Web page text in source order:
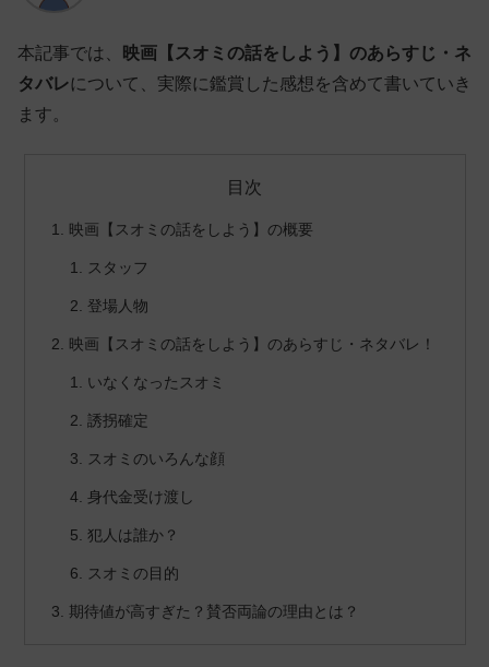
本記事では、
映画【スオミの話をしよう】のあらすじ・ネ
タバレについて、実際に鑑賞した感想を含めて書いていき
ます。
目次
映画【スオミの話をしよう】の概要
スタッフ
登場人物
映画【スオミの話をしよう】のあらすじ・ネタバレ！
いなくなったスオミ
誘拐確定
スオミのいろんな顔
身代金受け渡し
犯人は誰か？
スオミの目的
期待値が高すぎた？賛否両論の理由とは？